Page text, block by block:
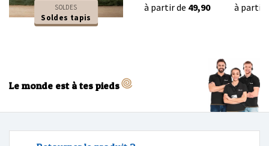
SOLDES
Soldes tapis
à partir de 49,90 à partir
Le monde est à tes pieds